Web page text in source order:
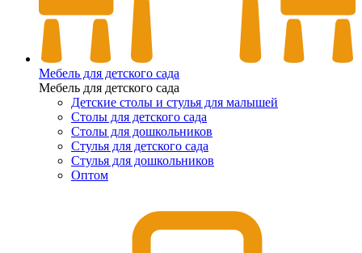
Мебель для детского сада
Мебель для детского сада
Детские столы и стулья для малышей
Столы для детского сада
Столы для дошкольников
Стулья для детского сада
Стулья для дошкольников
Оптом